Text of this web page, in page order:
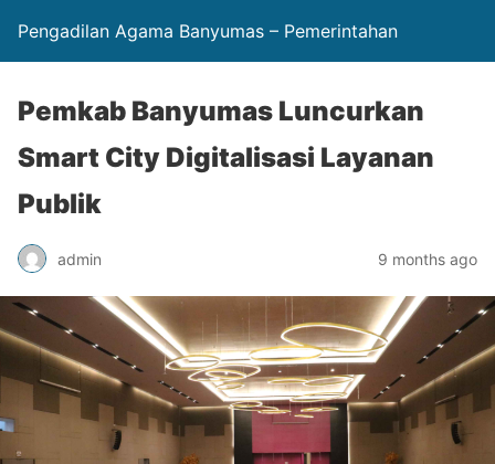
Pengadilan Agama Banyumas – Pemerintahan
Pemkab Banyumas Luncurkan
Smart City Digitalisasi Layanan
Publik
admin 9 months ago